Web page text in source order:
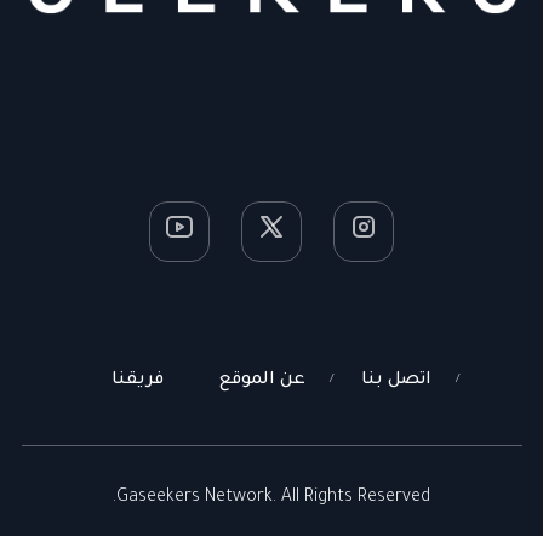
اتصل بنا عن الموقع فريقنا
Gaseekers Network. All Rights Reserved.